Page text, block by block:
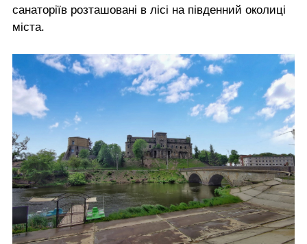
санаторіїв розташовані в лісі на південний околиці
міста.